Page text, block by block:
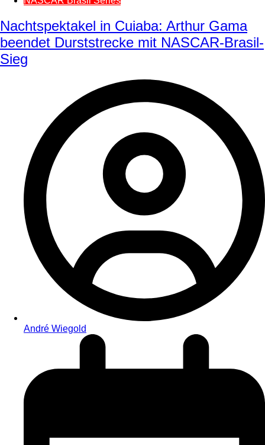
Nachtspektakel in Cuiaba: Arthur Gama
beendet Durststrecke mit NASCAR-Brasil-
Sieg
André Wiegold